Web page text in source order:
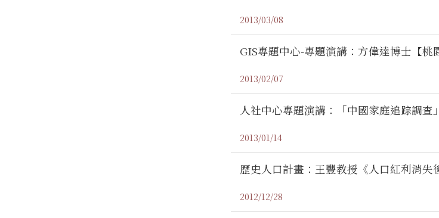
2013/03/08
GIS專題中心-專題演講：方偉達博士【桃
2013/02/07
人社中心專題演講：「中國家庭追踪調
2013/01/14
歷史人口計畫：王豐教授《人口紅利消失
2012/12/28